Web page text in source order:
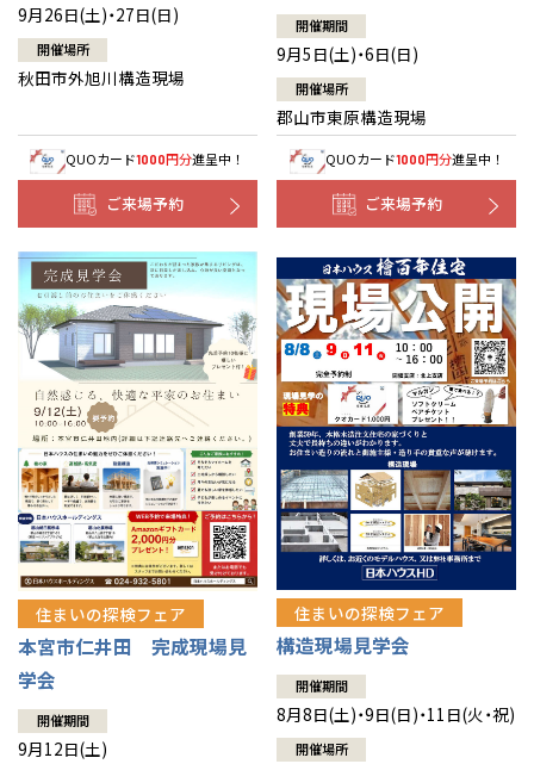
9月26日(土)・27日(日)
開催場所
秋田市外旭川構造現場
QUOカード1000円分進呈中！
ご来場予約
開催期間
9月5日(土)・6日(日)
開催場所
郡山市東原構造現場
QUOカード1000円分進呈中！
ご来場予約
住まいの探検フェア
本宮市仁井田 完成現場見
学会
開催期間
9月12日(土)
住まいの探検フェア
構造現場見学会
開催期間
8月8日(土)・9日(日)・11日(火・祝)
開催場所